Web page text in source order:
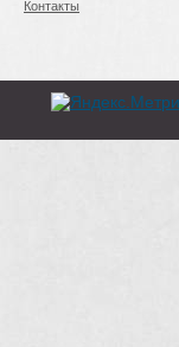
Контакты